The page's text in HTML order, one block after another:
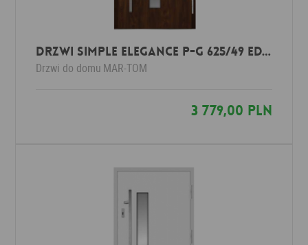
Drzwi Simple Elegance P-G 625/49 Edytuj
Drzwi do domu MAR-TOM
3 779,00 PLN